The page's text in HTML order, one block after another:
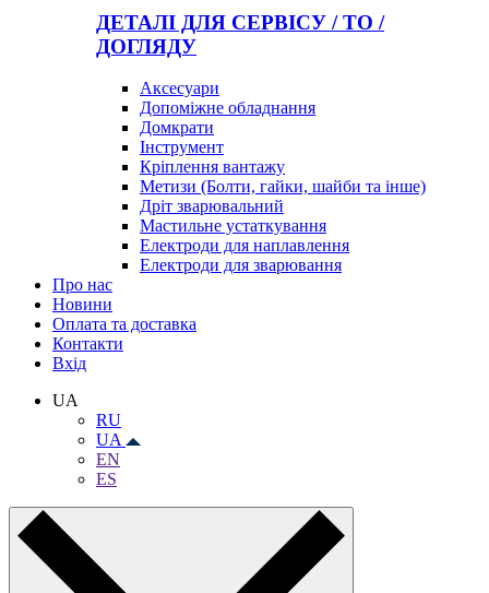
ДЕТАЛІ ДЛЯ СЕРВІСУ / ТО /
ДОГЛЯДУ
Аксесуари
Допоміжне обладнання
Домкрати
Інструмент
Кріплення вантажу
Метизи (Болти, гайки, шайби та інше)
Дріт зварювальний
Мастильне устаткування
Електроди для наплавлення
Електроди для зварювання
Про нас
Новини
Оплата та доставка
Контакти
Вхiд
UA
RU
UA
EN
ES